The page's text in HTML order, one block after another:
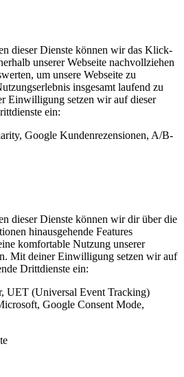
dieser Dienste können wir das Klick-
unserer Webseite nachvollziehen
um unsere Webseite zu
insgesamt laufend zu
Einwilligung setzen wir auf dieser
ein:
Google Kundenrezensionen, A/B-
dieser Dienste können wir dir über die
hinausgehende Features
komfortable Nutzung unserer
Mit deiner Einwilligung setzen wir auf
Drittdienste ein:
UET (Universal Event Tracking)
Google Consent Mode,